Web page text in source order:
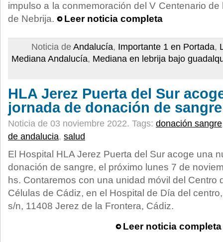
impulso a la conmemoración del V Centenario
de Nebrija.
Leer noticia completa
Noticia de Andalucía, Importante 1 en Portada,
Mediana Andalucía, Mediana en lebrija bajo
HLA Jerez Puerta del Sur
jornada de donación de sangre
Noticia de 03 noviembre 2022. Tags: donación sangre
de andalucia, salud
El Hospital HLA Jerez Puerta del Sur acoge una
donación de sangre, el próximo lunes 7 de
hs. Contaremos con una unidad móvil del Centro
Células de Cádiz, en el Hospital de Día del
s/n, 11408 Jerez de la Frontera, Cádiz.
Leer noticia completa